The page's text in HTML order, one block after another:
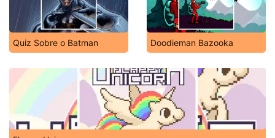
Quiz Sobre o Batman Doodieman Bazooka